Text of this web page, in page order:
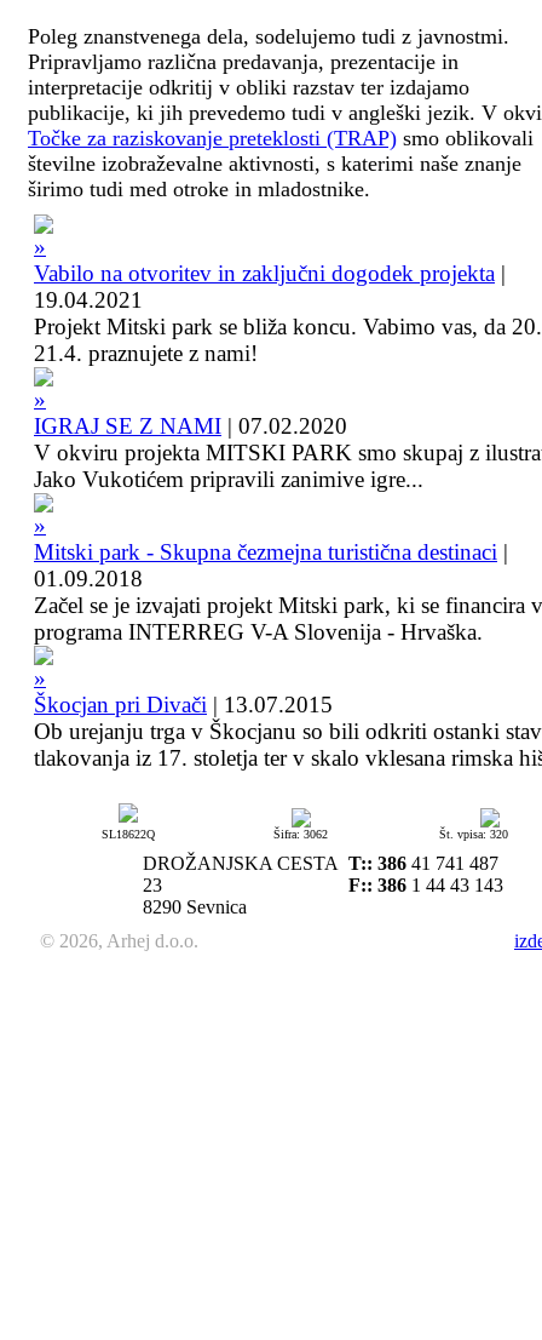
Poleg znanstvenega dela, sodelujemo tudi z javnostmi.
Pripravljamo različna predavanja, prezentacije in
interpretacije odkritij v obliki razstav ter izdajamo
publikacije, ki jih prevedemo tudi v angleški jezik. V
Točke za raziskovanje preteklosti (TRAP) smo oblikovali
številne izobraževalne aktivnosti, s katerimi naše znanje
širimo tudi med otroke in mladostnike.
Vabilo na otvoritev in zaključni dogodek projekta |
19.04.2021
Projekt Mitski park se bliža koncu. Vabimo vas, da
21.4. praznujete z nami!
IGRAJ SE Z NAMI | 07.02.2020
V okviru projekta MITSKI PARK smo skupaj z
Jako Vukotićem pripravili zanimive igre...
Mitski park - Skupna čezmejna turistična destinaci |
01.09.2018
Začel se je izvajati projekt Mitski park, ki se financira
programa INTERREG V-A Slovenija - Hrvaška.
Škocjan pri Divači | 13.07.2015
Ob urejanju trga v Škocjanu so bili odkriti ostanki
tlakovanja iz 17. stoletja ter v skalo vklesana rimska
SL18622Q Šifra: 3062 Št. vpisa: 320
DROŽANJSKA CESTA
23
8290 Sevnica
T:: 386 41 741 487
F:: 386 1 44 43 143
© 2026, Arhej d.o.o.